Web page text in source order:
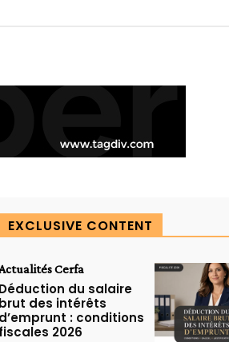
EXCLUSIVE CONTENT
Cerfa
Déduction du salaire
brut des intérêts
d’emprunt : conditions
fiscales 2026